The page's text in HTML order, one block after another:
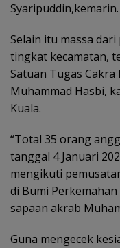
Syaripuddin,kemarin.
Selain itu massa
tingkat kecamatan,
Satuan Tugas
Muhammad Hasbi,
Kuala.
“Total 35 orang
tanggal 4 Januari
mengikuti
di Bumi
sapaan akrab
Guna mengecek